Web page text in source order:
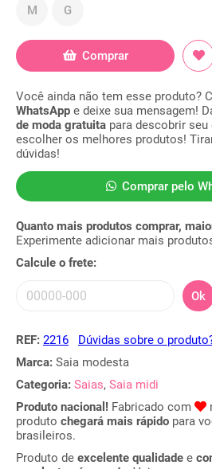
M G
Comprar
Você ainda não tem esse produto?
WhatsApp e deixe sua mensagem!
de moda gratuita para descobrir
escolher os melhores produtos!
dúvidas!
Comprar pelo
Quanto mais produtos comprar,
Experimente adicionar mais
Calcule o frete:
Ok
REF: 2216
Dúvidas sobre o
Marca: Saia modesta
Categoria: Saias, Saia midi
Produto nacional! Fabricado com
produto chegará mais rápido para
brasileiros.
Produto de excelente qualidade e